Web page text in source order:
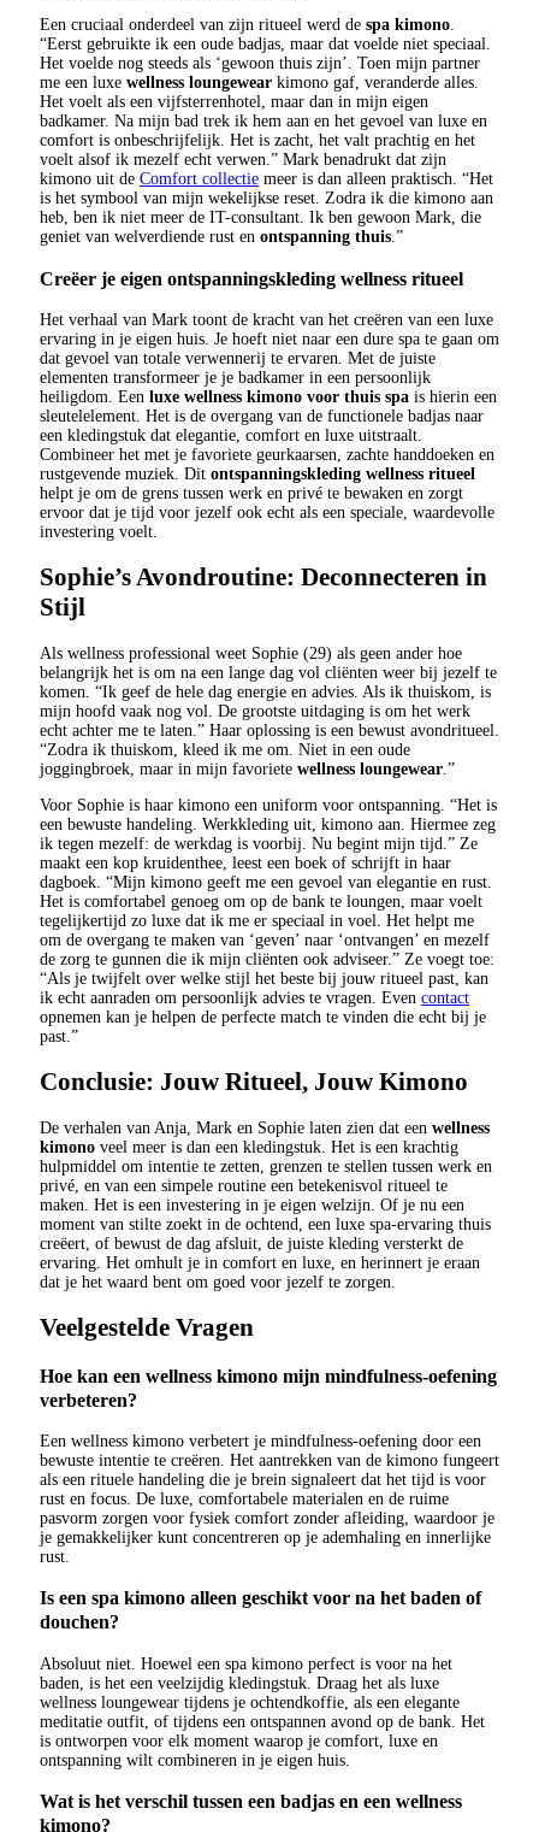
Een cruciaal onderdeel van zijn ritueel werd de spa kimono.
“Eerst gebruikte ik een oude badjas, maar dat voelde niet speciaal.
Het voelde nog steeds als ‘gewoon thuis zijn’. Toen mijn partner
me een luxe wellness loungewear kimono gaf, veranderde alles.
Het voelt als een vijfsterrenhotel, maar dan in mijn eigen
badkamer. Na mijn bad trek ik hem aan en het gevoel van luxe en
comfort is onbeschrijfelijk. Het is zacht, het valt prachtig en het
voelt alsof ik mezelf echt verwen.” Mark benadrukt dat zijn
kimono uit de Comfort collectie meer is dan alleen praktisch. “Het
is het symbool van mijn wekelijkse reset. Zodra ik die kimono aan
heb, ben ik niet meer de IT-consultant. Ik ben gewoon Mark, die
geniet van welverdiende rust en ontspanning thuis.”
Creëer je eigen ontspanningskleding wellness ritueel
Het verhaal van Mark toont de kracht van het creëren van een luxe
ervaring in je eigen huis. Je hoeft niet naar een dure spa te gaan om
dat gevoel van totale verwennerij te ervaren. Met de juiste
elementen transformeer je je badkamer in een persoonlijk
heiligdom. Een luxe wellness kimono voor thuis spa is hierin een
sleutelelement. Het is de overgang van de functionele badjas naar
een kledingstuk dat elegantie, comfort en luxe uitstraalt.
Combineer het met je favoriete geurkaarsen, zachte handdoeken en
rustgevende muziek. Dit ontspanningskleding wellness ritueel
helpt je om de grens tussen werk en privé te bewaken en zorgt
ervoor dat je tijd voor jezelf ook echt als een speciale, waardevolle
investering voelt.
Sophie’s Avondroutine: Deconnecteren in
Stijl
Als wellness professional weet Sophie (29) als geen ander hoe
belangrijk het is om na een lange dag vol cliënten weer bij jezelf te
komen. “Ik geef de hele dag energie en advies. Als ik thuiskom, is
mijn hoofd vaak nog vol. De grootste uitdaging is om het werk
echt achter me te laten.” Haar oplossing is een bewust avondritueel.
“Zodra ik thuiskom, kleed ik me om. Niet in een oude
joggingbroek, maar in mijn favoriete wellness loungewear .”
Voor Sophie is haar kimono een uniform voor ontspanning. “Het is
een bewuste handeling. Werkkleding uit, kimono aan. Hiermee zeg
ik tegen mezelf: de werkdag is voorbij. Nu begint mijn tijd.” Ze
maakt een kop kruidenthee, leest een boek of schrijft in haar
dagboek. “Mijn kimono geeft me een gevoel van elegantie en rust.
Het is comfortabel genoeg om op de bank te loungen, maar voelt
tegelijkertijd zo luxe dat ik me er speciaal in voel. Het helpt me
om de overgang te maken van ‘geven’ naar ‘ontvangen’ en mezelf
de zorg te gunnen die ik mijn cliënten ook adviseer.” Ze voegt toe:
“Als je twijfelt over welke stijl het beste bij jouw ritueel past, kan
ik echt aanraden om persoonlijk advies te vragen. Even contact
opnemen kan je helpen de perfecte match te vinden die echt bij je
past.”
Conclusie: Jouw Ritueel, Jouw Kimono
De verhalen van Anja, Mark en Sophie laten zien dat een wellness
kimono veel meer is dan een kledingstuk. Het is een krachtig
hulpmiddel om intentie te zetten, grenzen te stellen tussen werk en
privé, en van een simpele routine een betekenisvol ritueel te
maken. Het is een investering in je eigen welzijn. Of je nu een
moment van stilte zoekt in de ochtend, een luxe spa-ervaring thuis
creëert, of bewust de dag afsluit, de juiste kleding versterkt de
ervaring. Het omhult je in comfort en luxe, en herinnert je eraan
dat je het waard bent om goed voor jezelf te zorgen.
Veelgestelde Vragen
Hoe kan een wellness kimono mijn mindfulness-oefening
verbeteren?
Een wellness kimono verbetert je mindfulness-oefening door een
bewuste intentie te creëren. Het aantrekken van de kimono fungeert
als een rituele handeling die je brein signaleert dat het tijd is voor
rust en focus. De luxe, comfortabele materialen en de ruime
pasvorm zorgen voor fysiek comfort zonder afleiding, waardoor je
je gemakkelijker kunt concentreren op je ademhaling en innerlijke
rust.
Is een spa kimono alleen geschikt voor na het baden of
douchen?
Absoluut niet. Hoewel een spa kimono perfect is voor na het
baden, is het een veelzijdig kledingstuk. Draag het als luxe
wellness loungewear tijdens je ochtendkoffie, als een elegante
meditatie outfit, of tijdens een ontspannen avond op de bank. Het
is ontworpen voor elk moment waarop je comfort, luxe en
ontspanning wilt combineren in je eigen huis.
Wat is het verschil tussen een badjas en een wellness
kimono?